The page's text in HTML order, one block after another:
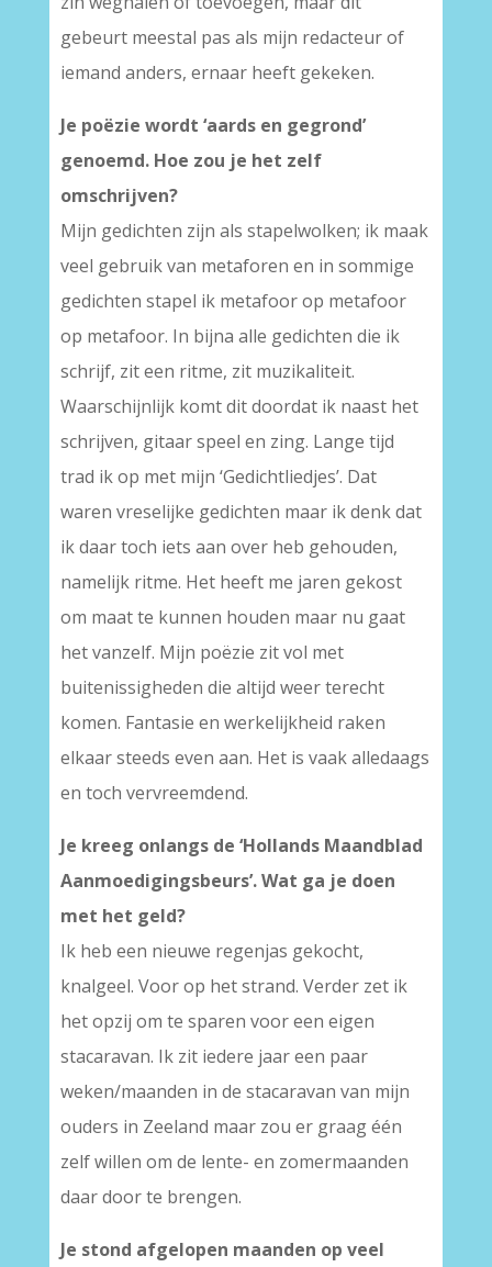
gebeurt meestal pas als mijn redacteur of
iemand anders, ernaar heeft gekeken.
Je poëzie wordt ‘aards en gegrond’
genoemd. Hoe zou je het zelf
omschrijven?
Mijn gedichten zijn als stapelwolken; ik maak
veel gebruik van metaforen en in sommige
gedichten stapel ik metafoor op metafoor
op metafoor. In bijna alle gedichten die ik
schrijf, zit een ritme, zit muzikaliteit.
Waarschijnlijk komt dit doordat ik naast het
schrijven, gitaar speel en zing. Lange tijd
trad ik op met mijn ‘Gedichtliedjes’. Dat
waren vreselijke gedichten maar ik denk dat
ik daar toch iets aan over heb gehouden,
namelijk ritme. Het heeft me jaren gekost
om maat te kunnen houden maar nu gaat
het vanzelf. Mijn poëzie zit vol met
buitenissigheden die altijd weer terecht
komen. Fantasie en werkelijkheid raken
elkaar steeds even aan. Het is vaak alledaags
en toch vervreemdend.
Je kreeg onlangs de ‘Hollands Maandblad
Aanmoedigingsbeurs’. Wat ga je doen
met het geld?
Ik heb een nieuwe regenjas gekocht,
knalgeel. Voor op het strand. Verder zet ik
het opzij om te sparen voor een eigen
stacaravan. Ik zit iedere jaar een paar
weken/maanden in de stacaravan van mijn
ouders in Zeeland maar zou er graag één
zelf willen om de lente- en zomermaanden
daar door te brengen.
Je stond afgelopen maanden op veel